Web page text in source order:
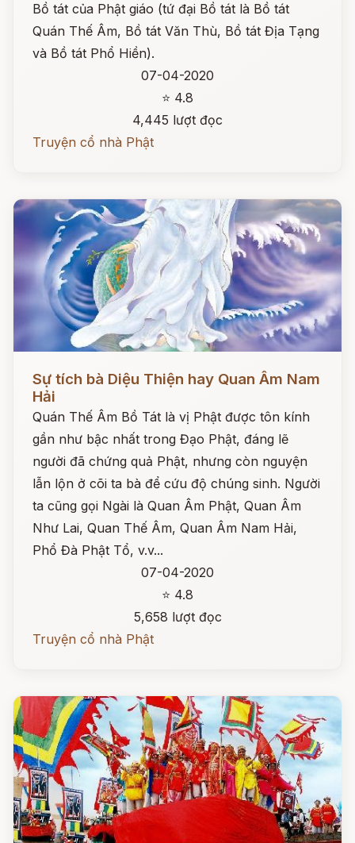
Bồ tát của Phật giáo (tứ đại Bồ tát là Bồ tát
Quán Thế Âm, Bồ tát Văn Thù, Bồ tát Địa Tạng
và Bồ tát Phổ Hiền).
07-04-2020
⭐ 4.8
4,445 lượt đọc
Truyện cổ nhà Phật
Sự tích bà Diệu Thiện hay Quan Âm Nam
Hải
Quán Thế Âm Bồ Tát là vị Phật được tôn kính
gần như bậc nhất trong Đạo Phật, đáng lẽ
người đã chứng quả Phật, nhưng còn nguyện
lẫn lộn ở cõi ta bà để cứu độ chúng sinh. Người
ta cũng gọi Ngài là Quan Âm Phật, Quan Âm
Như Lai, Quan Thế Âm, Quan Âm Nam Hải,
Phổ Đà Phật Tổ, v.v...
07-04-2020
⭐ 4.8
5,658 lượt đọc
Truyện cổ nhà Phật